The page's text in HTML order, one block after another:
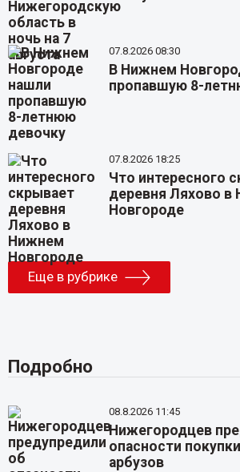
07.8.2026 08:30
В Нижнем
пропавшую 8-
07.8.2026 18:25
Что интересного
деревня Ляхово в
Новгороде
Еще в рубрике
Подробно
08.8.2026 11:45
Нижегородцев
опасности
арбузов